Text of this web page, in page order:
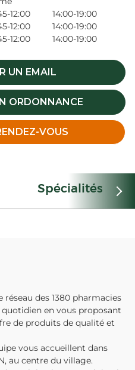
12:00
14:00-19:00
12:00
14:00-19:00
12:00 14:00-19:00
UN EMAIL
ORDONNANCE
VOUS
Spécialités
réseau des 1380 pharmacies
en vous proposant
de produits de qualité et
vous accueillent dans
au centre du village.